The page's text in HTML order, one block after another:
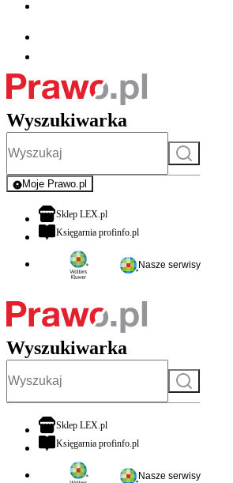
Wyszukiwarka
Szukaj
Moje Prawo.pl
- rejestracja i logowanie do serwisu
Sklep LEX.plotwiera się w nowej karcie
Księgarnia profinfo.plotwiera się w nowej karcie
Nasze serwisy
Wyszukiwarka
Szukaj
Sklep LEX.plotwiera się w nowej karcie
Księgarnia profinfo.plotwiera się w nowej karcie
Nasze serwisy